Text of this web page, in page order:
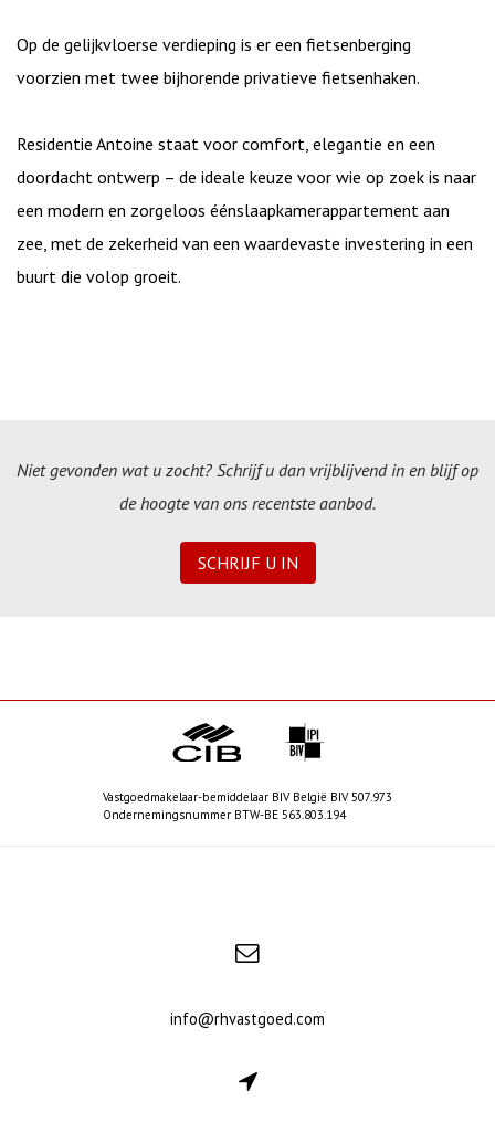
Op de gelijkvloerse verdieping is er een fietsenberging
voorzien met twee bijhorende privatieve fietsenhaken.
Residentie Antoine staat voor comfort, elegantie en een
doordacht ontwerp – de ideale keuze voor wie op zoek is naar
een modern en zorgeloos éénslaapkamerappartement aan
zee, met de zekerheid van een waardevaste investering in een
buurt die volop groeit.
Niet gevonden wat u zocht? Schrijf u dan vrijblijvend in en blijf op
de hoogte van ons recentste aanbod.
SCHRIJF U IN
Vastgoedmakelaar-bemiddelaar BIV België BIV 507.973
Ondernemingsnummer BTW-BE 563.803.194
info@rhvastgoed.com